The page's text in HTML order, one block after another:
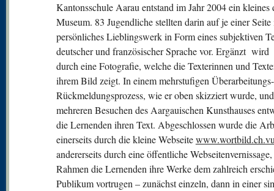
Kantonsschule Aarau entstand im Jahr 2004 ein kleines
Museum. 83 Jugendliche stellten darin auf je einer Seite
persönliches Lieblingswerk in Form eines subjektiven
deutscher und französischer Sprache vor. Ergänzt wird
durch eine Fotografie, welche die Texterinnen und
ihrem Bild zeigt. In einem mehrstufigen
Rückmeldungsprozess, wie er oben skizziert wurde,
mehreren Besuchen des Aargauischen Kunsthauses
die Lernenden ihren Text. Abgeschlossen wurde die
einerseits durch die kleine Webseite
andererseits durch eine öffentliche
Rahmen die Lernenden ihre Werke dem zahlreich
Publikum vortrugen – zunächst einzeln, dann in einer